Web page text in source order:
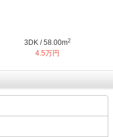
3DK / 58.00m2
4.5万円